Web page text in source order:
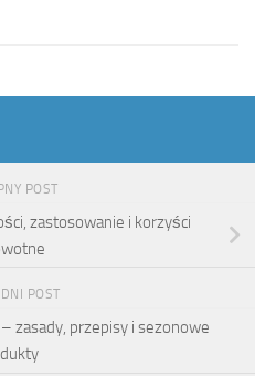
POST
zastosowanie i korzyści
POST
zasady, przepisy i sezonowe